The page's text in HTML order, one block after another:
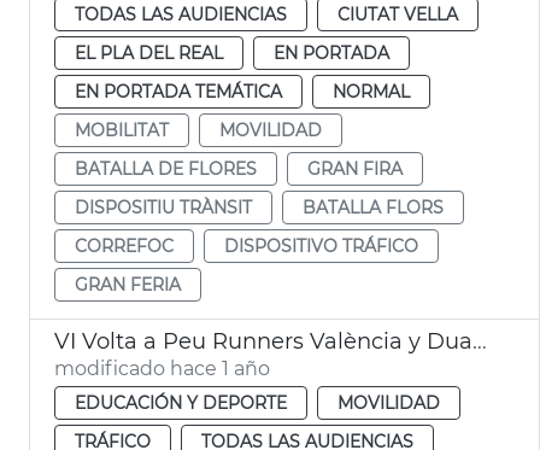
TODAS LAS AUDIENCIAS
CIUTAT VELLA
EL PLA DEL REAL
EN PORTADA
EN PORTADA TEMÁTICA
NORMAL
MOBILITAT
MOVILIDAD
BATALLA DE FLORES
GRAN FIRA
DISPOSITIU TRÀNSIT
BATALLA FLORS
CORREFOC
DISPOSITIVO TRÁFICO
GRAN FERIA
VI Volta a Peu Runners València y Duatlon by Mtri València
modificado hace 1 año
EDUCACIÓN Y DEPORTE
MOVILIDAD
TRÁFICO
TODAS LAS AUDIENCIAS